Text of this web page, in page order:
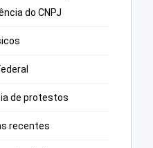
do CNPJ
de protestos
recentes